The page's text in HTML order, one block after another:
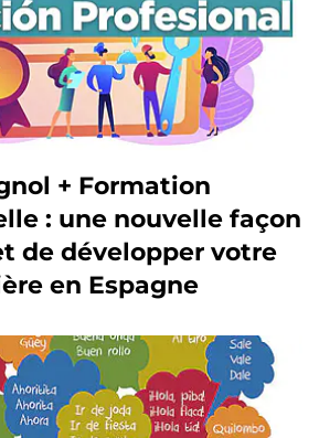
+ Formation
: une nouvelle façon
de développer votre
en Espagne